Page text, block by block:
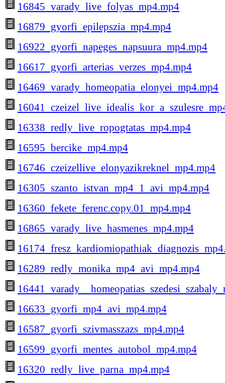
16845_varady_live_folyas_mp4.mp4
16879_gyorfi_epilepszia_mp4.mp4
16922_gyorfi_napeges_napsuura_mp4.mp4
16617_gyorfi_arterias_verzes_mp4.mp4
16469_varady_homeopatia_elonyei_mp4.mp4
16338_redly_live_ropogtatas_mp4.mp4
16595_bercike_mp4.mp4
16746_czeizellive_elonyazikreknel_mp4.mp4
16305_szanto_istvan_mp4_1_avi_mp4.mp4
16360_fekete_ferenc.copy.01_mp4.mp4
16865_varady_live_hasmenes_mp4.mp4
16289_redly_monika_mp4_avi_mp4.mp4
16633_gyorfi_mp4_avi_mp4.mp4
16587_gyorfi_szivmasszazs_mp4.mp4
16599_gyorfi_mentes_autobol_mp4.mp4
16320_redly_live_parna_mp4.mp4